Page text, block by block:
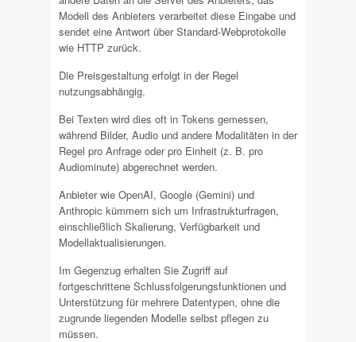
Modell des Anbieters verarbeitet diese Eingabe und
sendet eine Antwort über Standard-Webprotokolle
wie HTTP zurück.
Die Preisgestaltung erfolgt in der Regel
nutzungsabhängig.
Bei Texten wird dies oft in Tokens gemessen,
während Bilder, Audio und andere Modalitäten in der
Regel pro Anfrage oder pro Einheit (z. B. pro
Audiominute) abgerechnet werden.
Anbieter wie OpenAI, Google (Gemini) und
Anthropic kümmern sich um Infrastrukturfragen,
einschließlich Skalierung, Verfügbarkeit und
Modellaktualisierungen.
Im Gegenzug erhalten Sie Zugriff auf
fortgeschrittene Schlussfolgerungsfunktionen und
Unterstützung für mehrere Datentypen, ohne die
zugrunde liegenden Modelle selbst pflegen zu
müssen.